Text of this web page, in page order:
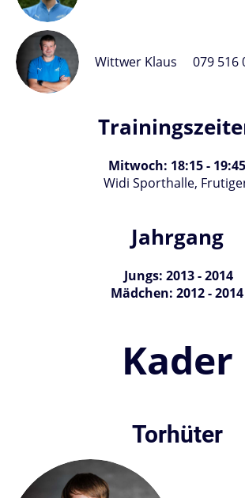
Wittwer Klaus 079 516
Mitwoch: 18:15 - 19:45
Widi Sporthalle,
Jahrgang
Jungs: 2013 - 2014
Mädchen: 2012 - 2014
Kader
Torhüter